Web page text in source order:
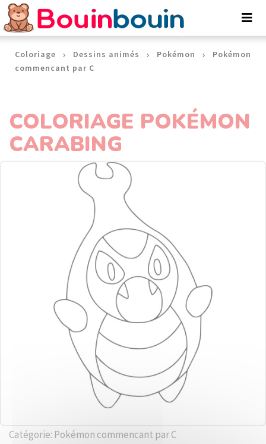
Coloriage Dessins animés Pokémon
Pokémon
commencant par C
COLORIAGE POKÉMON
CARABING
Catégorie: Pokémon commencant par C
Panneau de gestion des cookies